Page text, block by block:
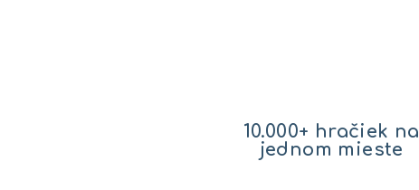
10.000+ hračiek na
jednom mieste